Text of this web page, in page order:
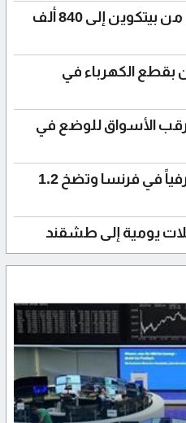
"ستراتيجي" تخفض حيازتها من بيتكوين إلى 840 ألف
بقطع الكهرباء في
الأسواق للوضع في
"ريفولت" تنال ترخيصاً مصرفياً في فرنسا وتضخ 1.2
يومية إلى طشقند